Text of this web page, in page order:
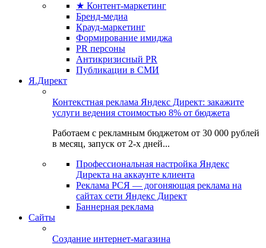
★ Контент-маркетинг
Бренд-медиа
Крауд-маркетинг
Формирование имиджа
PR персоны
Антикризисный PR
Публикации в СМИ
Я.Директ
Контекстная реклама Яндекс Директ: закажите
услуги ведения стоимостью 8% от бюджета
Работаем с рекламным бюджетом от 30 000 рублей
в месяц, запуск от 2-х дней...
Профессиональная настройка Яндекс
Директа на аккаунте клиента
Реклама РСЯ — догоняющая реклама на
сайтах сети Яндекс Директ
Баннерная реклама
Сайты
Создание интернет-магазина